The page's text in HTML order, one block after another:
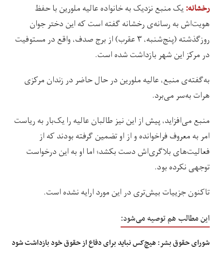
رخشانه:یک منبع نزدیک به خانواده عالیه ملورین با حفظ
هویت‌اش به رسانه‌ی رخشانه گفته است که این دختر جوان
روزگذشته (پنج‌شنبه، ۳ عقرب) از برج صدف، واقع در مستوفیت
در مرکز این شهر بازداشت شده است.
به‌گفته‌ی منبع، عالیه ملورین در حال حاضر در زندان مرکزی
هرات به‌سر می‌برد.
منبع می‌افزاید، پیش از این نیز طالبان عالیه را یک‌بار به ریاست
امر به معروف فراخوانده و از او تضمین گرفته بودند که از
فعالیت‌های بلاگری‌اش دست بکشد؛ اما او به این درخواست
توجهی نکرده بود.
تاکنون جزییات بیش‌تری در این مورد ارایه نشده است.
این مطالب هم توصیه می‌شود:
شورای حقوق بشر: هیچ‌کس نباید برای دفاع از حقوق خود بازداشت شود